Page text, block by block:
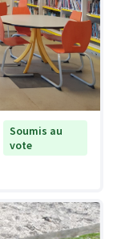
Soumis au
vote